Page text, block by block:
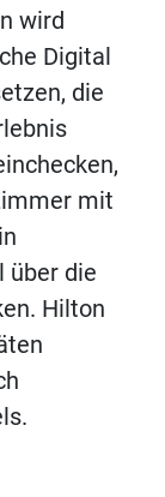
wird
Digital
die
mit
über die
Hilton